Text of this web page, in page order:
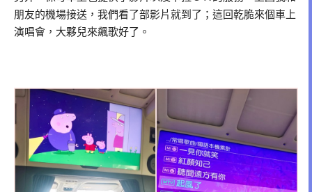
朋友的機場接送，我們看了部影片就到了；這回乾脆來個車上
演唱會，大夥兒來飆歌好了。